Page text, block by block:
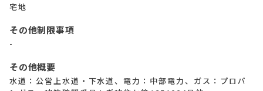
宅地
その他制限事項
-
その他概要
水道：公営上水道・下水道、電力：中部電力、ガス：プロパ